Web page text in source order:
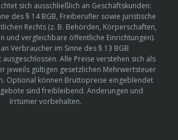
sich ausschließlich an Geschäftskunden:
des § 14 BGB, Freiberufler sowie juristische
Rechts (z. B. Behörden, Körperschaften,
und vergleichbare öffentliche Einrichtungen).
Verbraucher im Sinne des § 13 BGB
Alle Preise verstehen sich als
jeweils gültigen gesetzlichen Mehrwertsteuer
Optional können Bruttopreise eingeblendet
sind freibleibend. Änderungen und
Irrtümer vorbehalten.